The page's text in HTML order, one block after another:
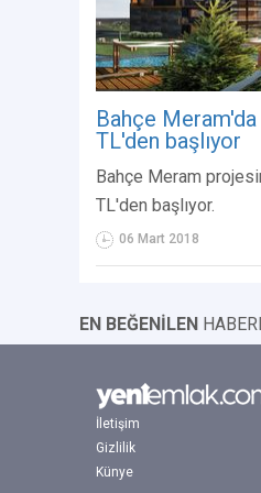
Bahçe
TL'den başlıyor
Bahçe Meram
TL'den başlıyor.
06 Mart 2018
EN BEĞENİLEN
İletişim
Gizlilik
Künye